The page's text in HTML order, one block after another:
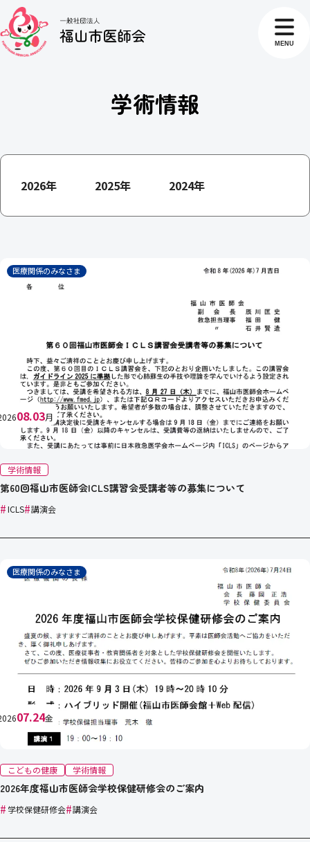
MENU
学術情報
2026年 2025年 2024年
医療関係のみなさま
08.03月
学術情報
第60回福山市医師会ICLS講習会受講者等の募集について
#ICLS#講演会
医療関係のみなさま
07.24金
こどもの健康 学術情報
2026年度福山市医師会学校保健研修会のご案内
# 学校保健研修会#講演会